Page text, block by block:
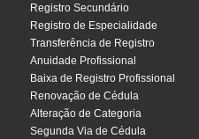
Registro Secundário
Registro de Especialidade
Transferência de Registro
Anuidade Profissional
Baixa de Registro Profissional
Renovação de Cédula
Alteração de Categoria
Segunda Via de Cédula